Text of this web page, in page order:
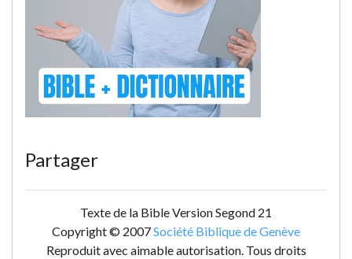
Partager
Texte de la Bible Version Segond 21
Copyright © 2007Société Biblique de Genève
Reproduit avec aimable autorisation. Tous droits